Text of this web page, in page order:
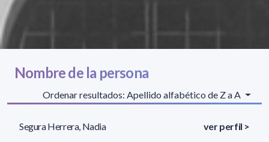
Nombre de la persona
Ordenar resultados: Apellido alfabético de Z a A
Segura Herrera, Nadia ver perfil >